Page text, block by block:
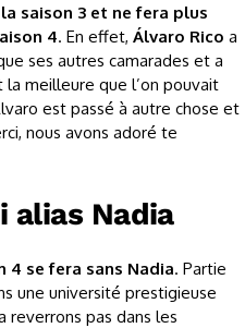
saison 3 et ne fera plus
4. En effet, Álvaro Rico a
ses autres camarades et a
meilleure que l’on pouvait
est passé à autre chose et
nous avons adoré te
alias Nadia
4 se fera sans Nadia. Partie
une université prestigieuse
reverrons pas dans les